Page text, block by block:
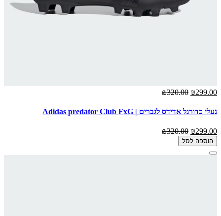
₪299.00
₪320.00
נעלי כדורגל אדידס לגברים | Adidas predator Club FxG
₪299.00
₪320.00
הוספה לסל